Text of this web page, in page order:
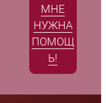
МНЕ
НУЖНА
ПОМОЩ
Ь!